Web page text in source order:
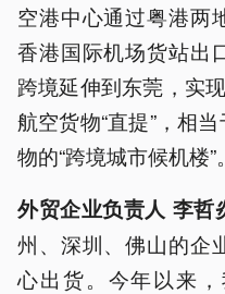
空港中心通过粤港两
香港国际机场货站出
跨境延伸到东莞，实
航空货物“直提”，相
物的“跨境城市候机楼”。
外贸企业负责人 李哲
州、深圳、佛山的企
心出货。今年以来